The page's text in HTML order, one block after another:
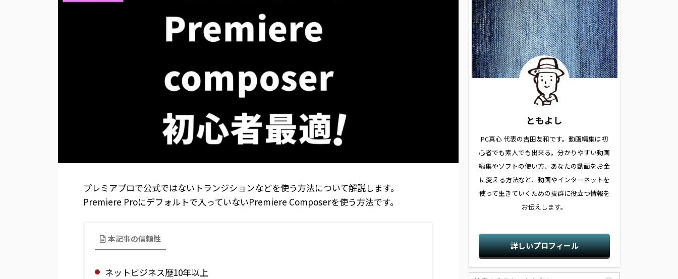
プレミアプロで公式ではないトランジションなどを使う方法について解説します。
Premiere Proにデフォルトで入っていないPremiere Composerを使う方法です。
本記事の信頼性
ネットビジネス歴10年以上
ともよし
PC真心 代表の吉田友和です。動画編集は初
心者でも素人でも出来る。分かりやすい動画
編集やソフトの使い方、あなたの動画をお金
に変える方法など、動画やインターネットを
使って生きていくための抜群に役立つ情報を
お伝えします。
詳しいプロフィール